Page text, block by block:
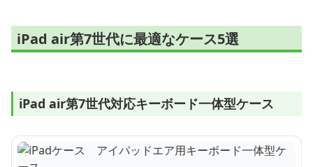
iPad air第7世代に最適なケース5選
iPad air第7世代対応キーボード一体型ケース